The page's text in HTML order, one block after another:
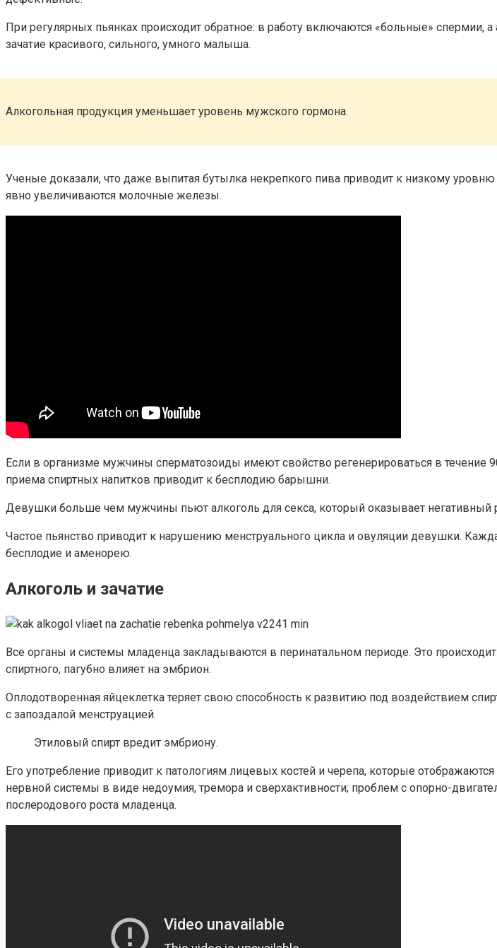
При регулярных пьянках происходит обратное: в работу включаются «больные» спермии,
зачатие красивого, сильного, умного малыша.
Алкогольная продукция уменьшает уровень мужского гормона.
Ученые доказали, что даже выпитая бутылка некрепкого пива приводит к низкому
явно увеличиваются молочные железы.
Если в организме мужчины сперматозоиды имеют свойство регенерироваться в
приема спиртных напитков приводит к бесплодию барышни.
Девушки больше чем мужчины пьют алкоголь для секса, который оказывает негативный
Частое пьянство приводит к нарушению менструального цикла и овуляции девушки.
бесплодие и аменорею.
Алкоголь и зачатие
Все органы и системы младенца закладываются в перинатальном периоде. Это
спиртного, пагубно влияет на эмбрион.
Оплодотворенная яйцеклетка теряет свою способность к развитию под воздействием
с запоздалой менструацией.
Этиловый спирт вредит эмбриону.
Его употребление приводит к патологиям лицевых костей и черепа, которые
нервной системы в виде недоумия, тремора и сверхактивности; проблем с опорно-
послеродового роста младенца.